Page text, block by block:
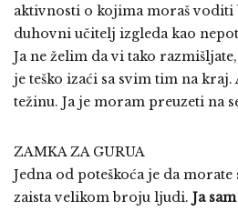
aktivnosti o kojima moraš voditi
duhovni učitelj izgleda kao
Ja ne želim da vi tako
je teško izaći sa svim tim na
težinu. Ja je moram preuzeti na
ZAMKA ZA GURUA
Jedna od poteškoća je da morate
zaista velikom broju ljudi. Ja